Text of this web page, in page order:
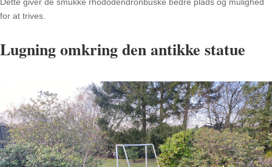
for at trives.
Lugning omkring den antikke statue